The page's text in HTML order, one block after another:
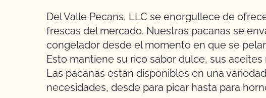
Del Valle Pecans, LLC se enorgullece de
frescas del mercado. Nuestras pacanas se
congelador desde el momento en que se
Esto mantiene su rico sabor dulce, sus
Las pacanas están disponibles en una
necesidades, desde para picar hasta para